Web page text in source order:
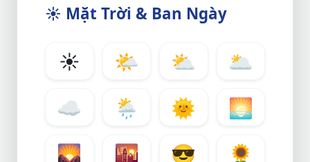
☀️ Mặt Trời & Ban Ngày
☀️ 🌤️ ⛅
🌥️
☁️
🌦️ 🌞
🌅
🌄
🌇 😎
🌻